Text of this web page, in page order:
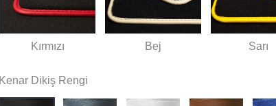
Kırmızı Bej Sarı
Kenar Dikiş Rengi